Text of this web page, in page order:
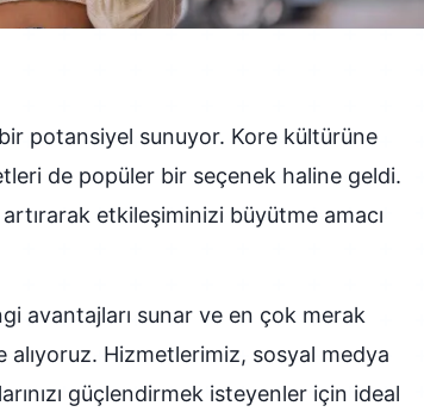
potansiyel sunuyor. Kore kültürüne
de popüler bir seçenek haline geldi.
etkileşiminizi büyütme amacı
avantajları sunar ve en çok merak
alıyoruz. Hizmetlerimiz, sosyal medya
güçlendirmek isteyenler için ideal